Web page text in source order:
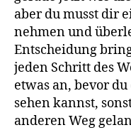
aber du musst dir
nehmen und
Entscheidung
jeden Schritt des
etwas an, bevor
sehen kannst,
anderen Weg